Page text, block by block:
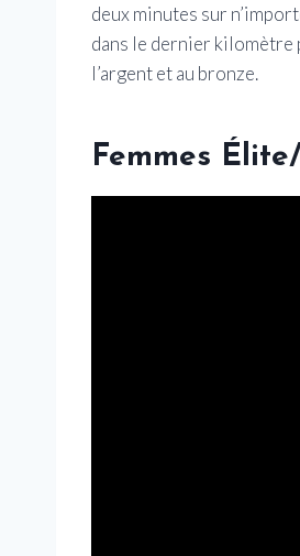
deux minutes sur
dans le dernier
l’argent et au bronze.
Femmes